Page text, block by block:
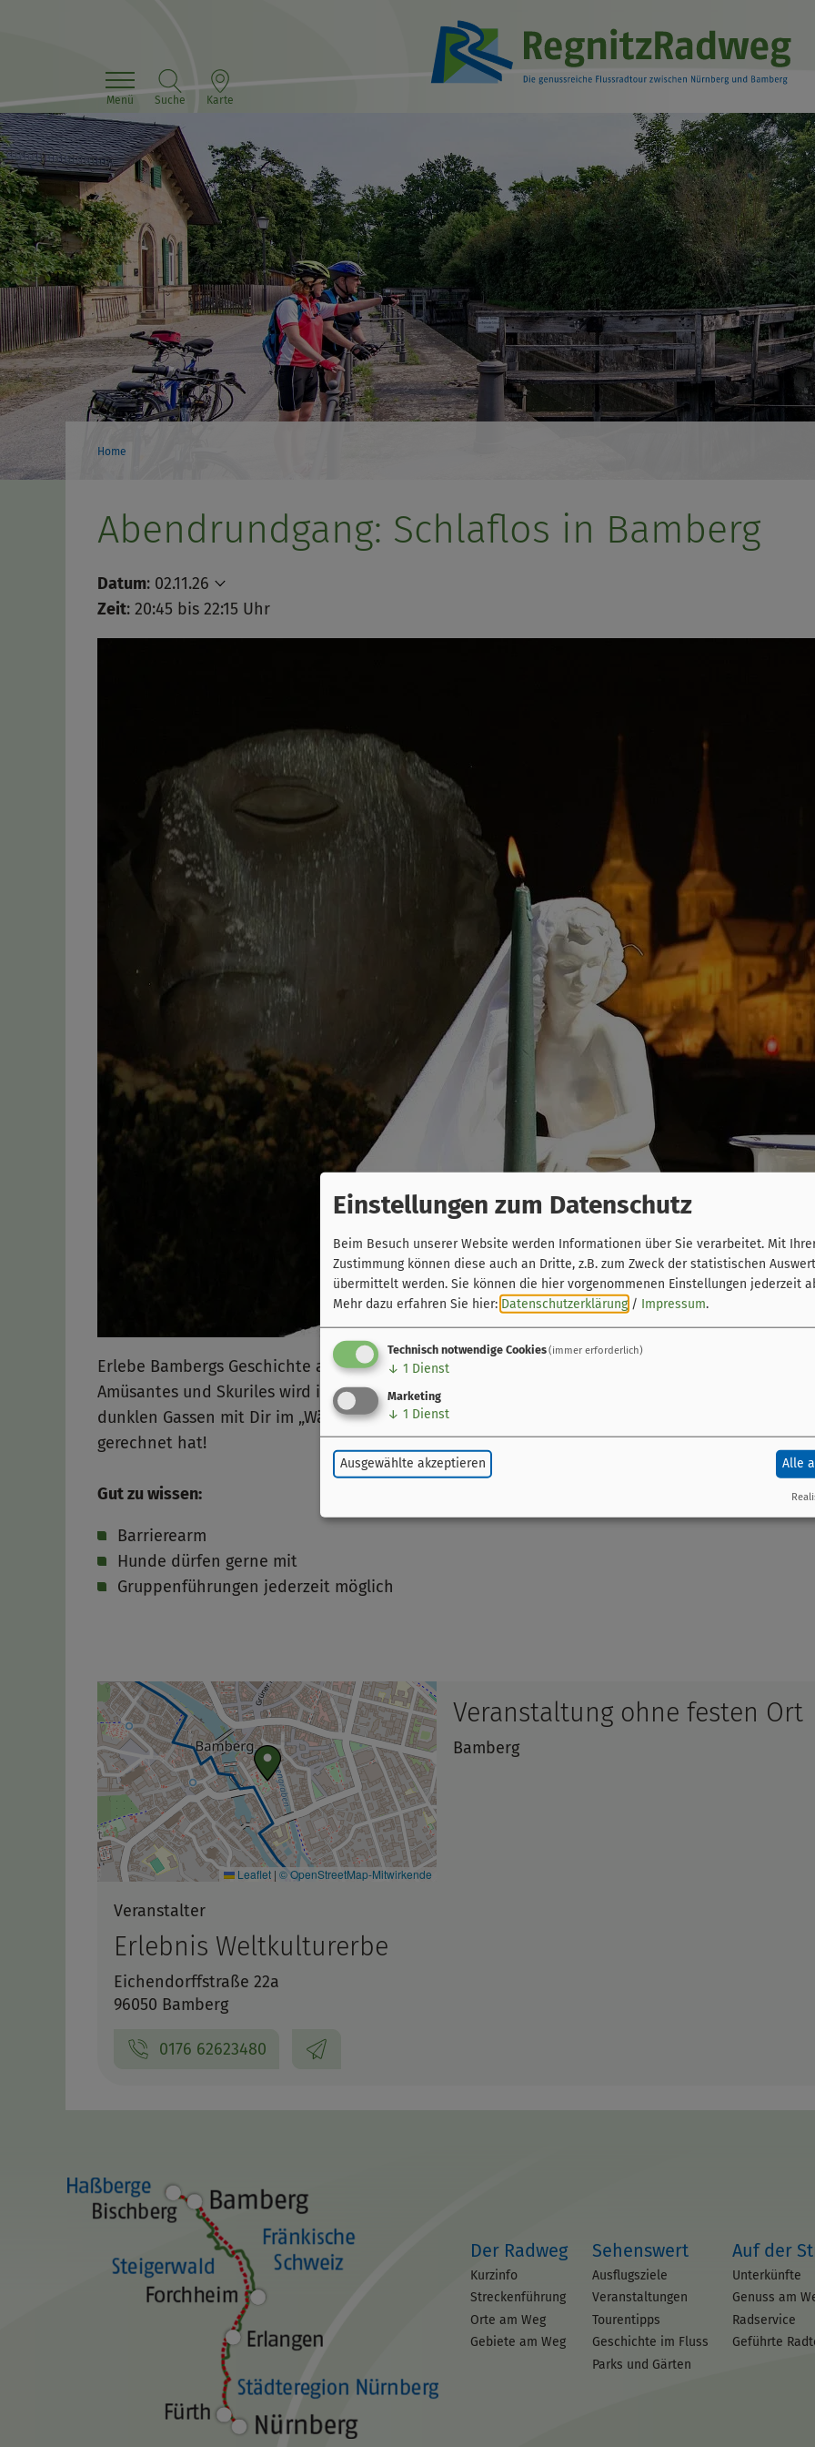
Menü Suche Karte
Home
Abendrundgang: Schlaflos in Bamberg
Datum: 02.11.26
Zeit: 20:45 bis 22:15 Uhr
Erlebe Bambergs Geschichte auf ganz besonders unterhaltsame Art: „Glabst ja gar net, was
Amüsantes und Skuriles wird in dieser Kostümführung aufgedeckt – a weng unter die
dunklen Gassen mit Dir im „Wäschekorb“ der Stadtgeschichte zu wühlen. Zusammen heben
gerechnet hat!
Gut zu wissen:
Barrierearm
Hunde dürfen gerne mit
Gruppenführungen jederzeit möglich
Leaflet | © OpenStreetMap-Mitwirkende
Veranstaltung ohne festen Ort
Bamberg
Veranstalter
Erlebnis Weltkulturerbe
Eichendorffstraße 22a
96050 Bamberg
0176 62623480
Der Radweg
Kurzinfo
Streckenführung
Orte am Weg
Gebiete am Weg
Sehenswert
Ausflugsziele
Veranstaltungen
Tourentipps
Geschichte im Fluss
Parks und Gärten
Auf der
Unterkünfte
Genuss am
Radservice
Geführte
Einstellungen zum Datenschutz
Beim Besuch unserer Website werden Informationen über Sie verarbeitet. Mit
Zustimmung können diese auch an Dritte, z.B. zum Zweck der statistischen
übermittelt werden. Sie können die hier vorgenommenen Einstellungen jederzeit
Mehr dazu erfahren Sie hier: Datenschutzerklärung / Impressum.
Technisch notwendige Cookies(immer erforderlich)
↓ 1 Dienst
Marketing
↓ 1 Dienst
Ausgewählte akzeptieren Alle